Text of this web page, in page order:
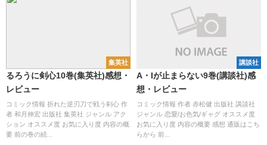
集英社
るろうに剣心10巻(集英社)感想・
レビュー
コミック情報 折れた逆刃刀で戦う剣心 作
者 和月伸宏 出版社 集英社 ジャンル アク
ション オススメ度 お気に入り度 内容の概
要 前の巻の続...
講談社
A・Iが止まらない9巻(講談社)感
想・レビュー
コミック情報 作者 赤松健 出版社 講談社
ジャンル 恋愛/お色気/ギャグ オススメ度
お気に入り度 内容の概要 感想 通販はこち
らから 前...